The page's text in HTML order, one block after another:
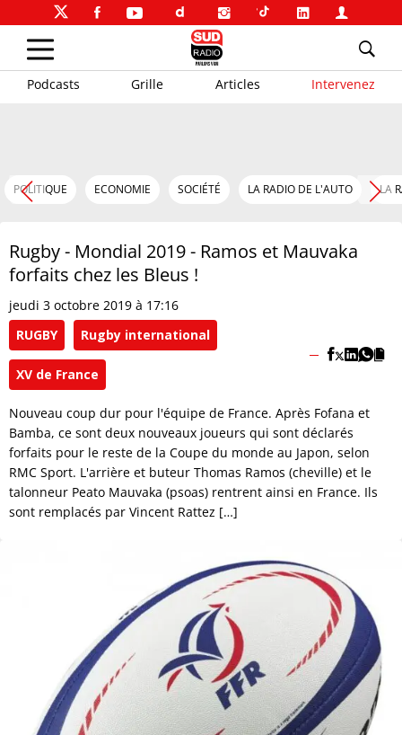
Podcasts Grille Articles Intervenez
POLITIQUE ECONOMIE SOCIÉTÉ LA RADIO DE L'AUTO LA
Rugby - Mondial 2019 - Ramos et Mauvaka
forfaits chez les Bleus !
jeudi 3 octobre 2019 à 17:16
RUGBY
Rugby international
XV de France
Nouveau coup dur pour l'équipe de France. Après Fofana et
Bamba, ce sont deux nouveaux joueurs qui sont déclarés
forfaits pour le reste de la Coupe du monde au Japon, selon
RMC Sport. L'arrière et buteur Thomas Ramos (cheville) et le
talonneur Peato Mauvaka (psoas) rentrent ainsi en France. Ils
sont remplacés par Vincent Rattez […]